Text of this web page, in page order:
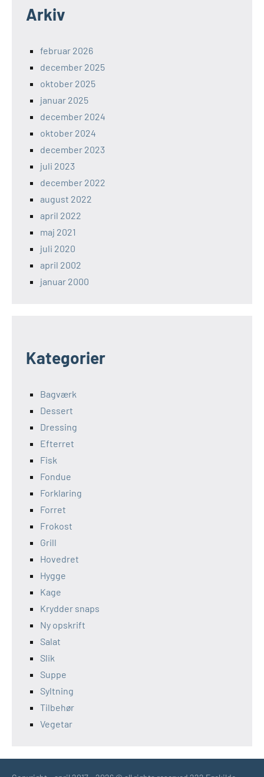
Arkiv
februar 2026
december 2025
oktober 2025
januar 2025
december 2024
oktober 2024
december 2023
juli 2023
december 2022
august 2022
april 2022
maj 2021
juli 2020
april 2002
januar 2000
Kategorier
Bagværk
Dessert
Dressing
Efterret
Fisk
Fondue
Forklaring
Forret
Frokost
Grill
Hovedret
Hygge
Kage
Krydder snaps
Ny opskrift
Salat
Slik
Suppe
Syltning
Tilbehør
Vegetar